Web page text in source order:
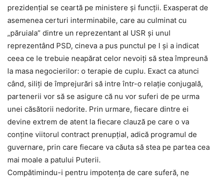
prezidențial se ceartă pe ministere și funcții. Exasperat de
asemenea certuri interminabile, care au culminat cu
„păruiala” dintre un reprezentant al USR și unul
reprezentând PSD, cineva a pus punctul pe I și a indicat
ceea ce le trebuie neapărat celor nevoiți să stea împreună
la masa negocierilor: o terapie de cuplu. Exact ca atunci
când, siliți de împrejurări să intre într-o relație conjugală,
partenerii vor să se asigure că nu vor suferi de pe urma
unei căsătorii nedorite. Prin urmare, fiecare dintre ei
devine extrem de atent la fiecare clauză pe care o va
conține viitorul contract prenupțial, adică programul de
guvernare, prin care fiecare va căuta să stea pe partea cea
mai moale a patului Puterii.
Compătimindu-i pentru impotența de care suferă, ne